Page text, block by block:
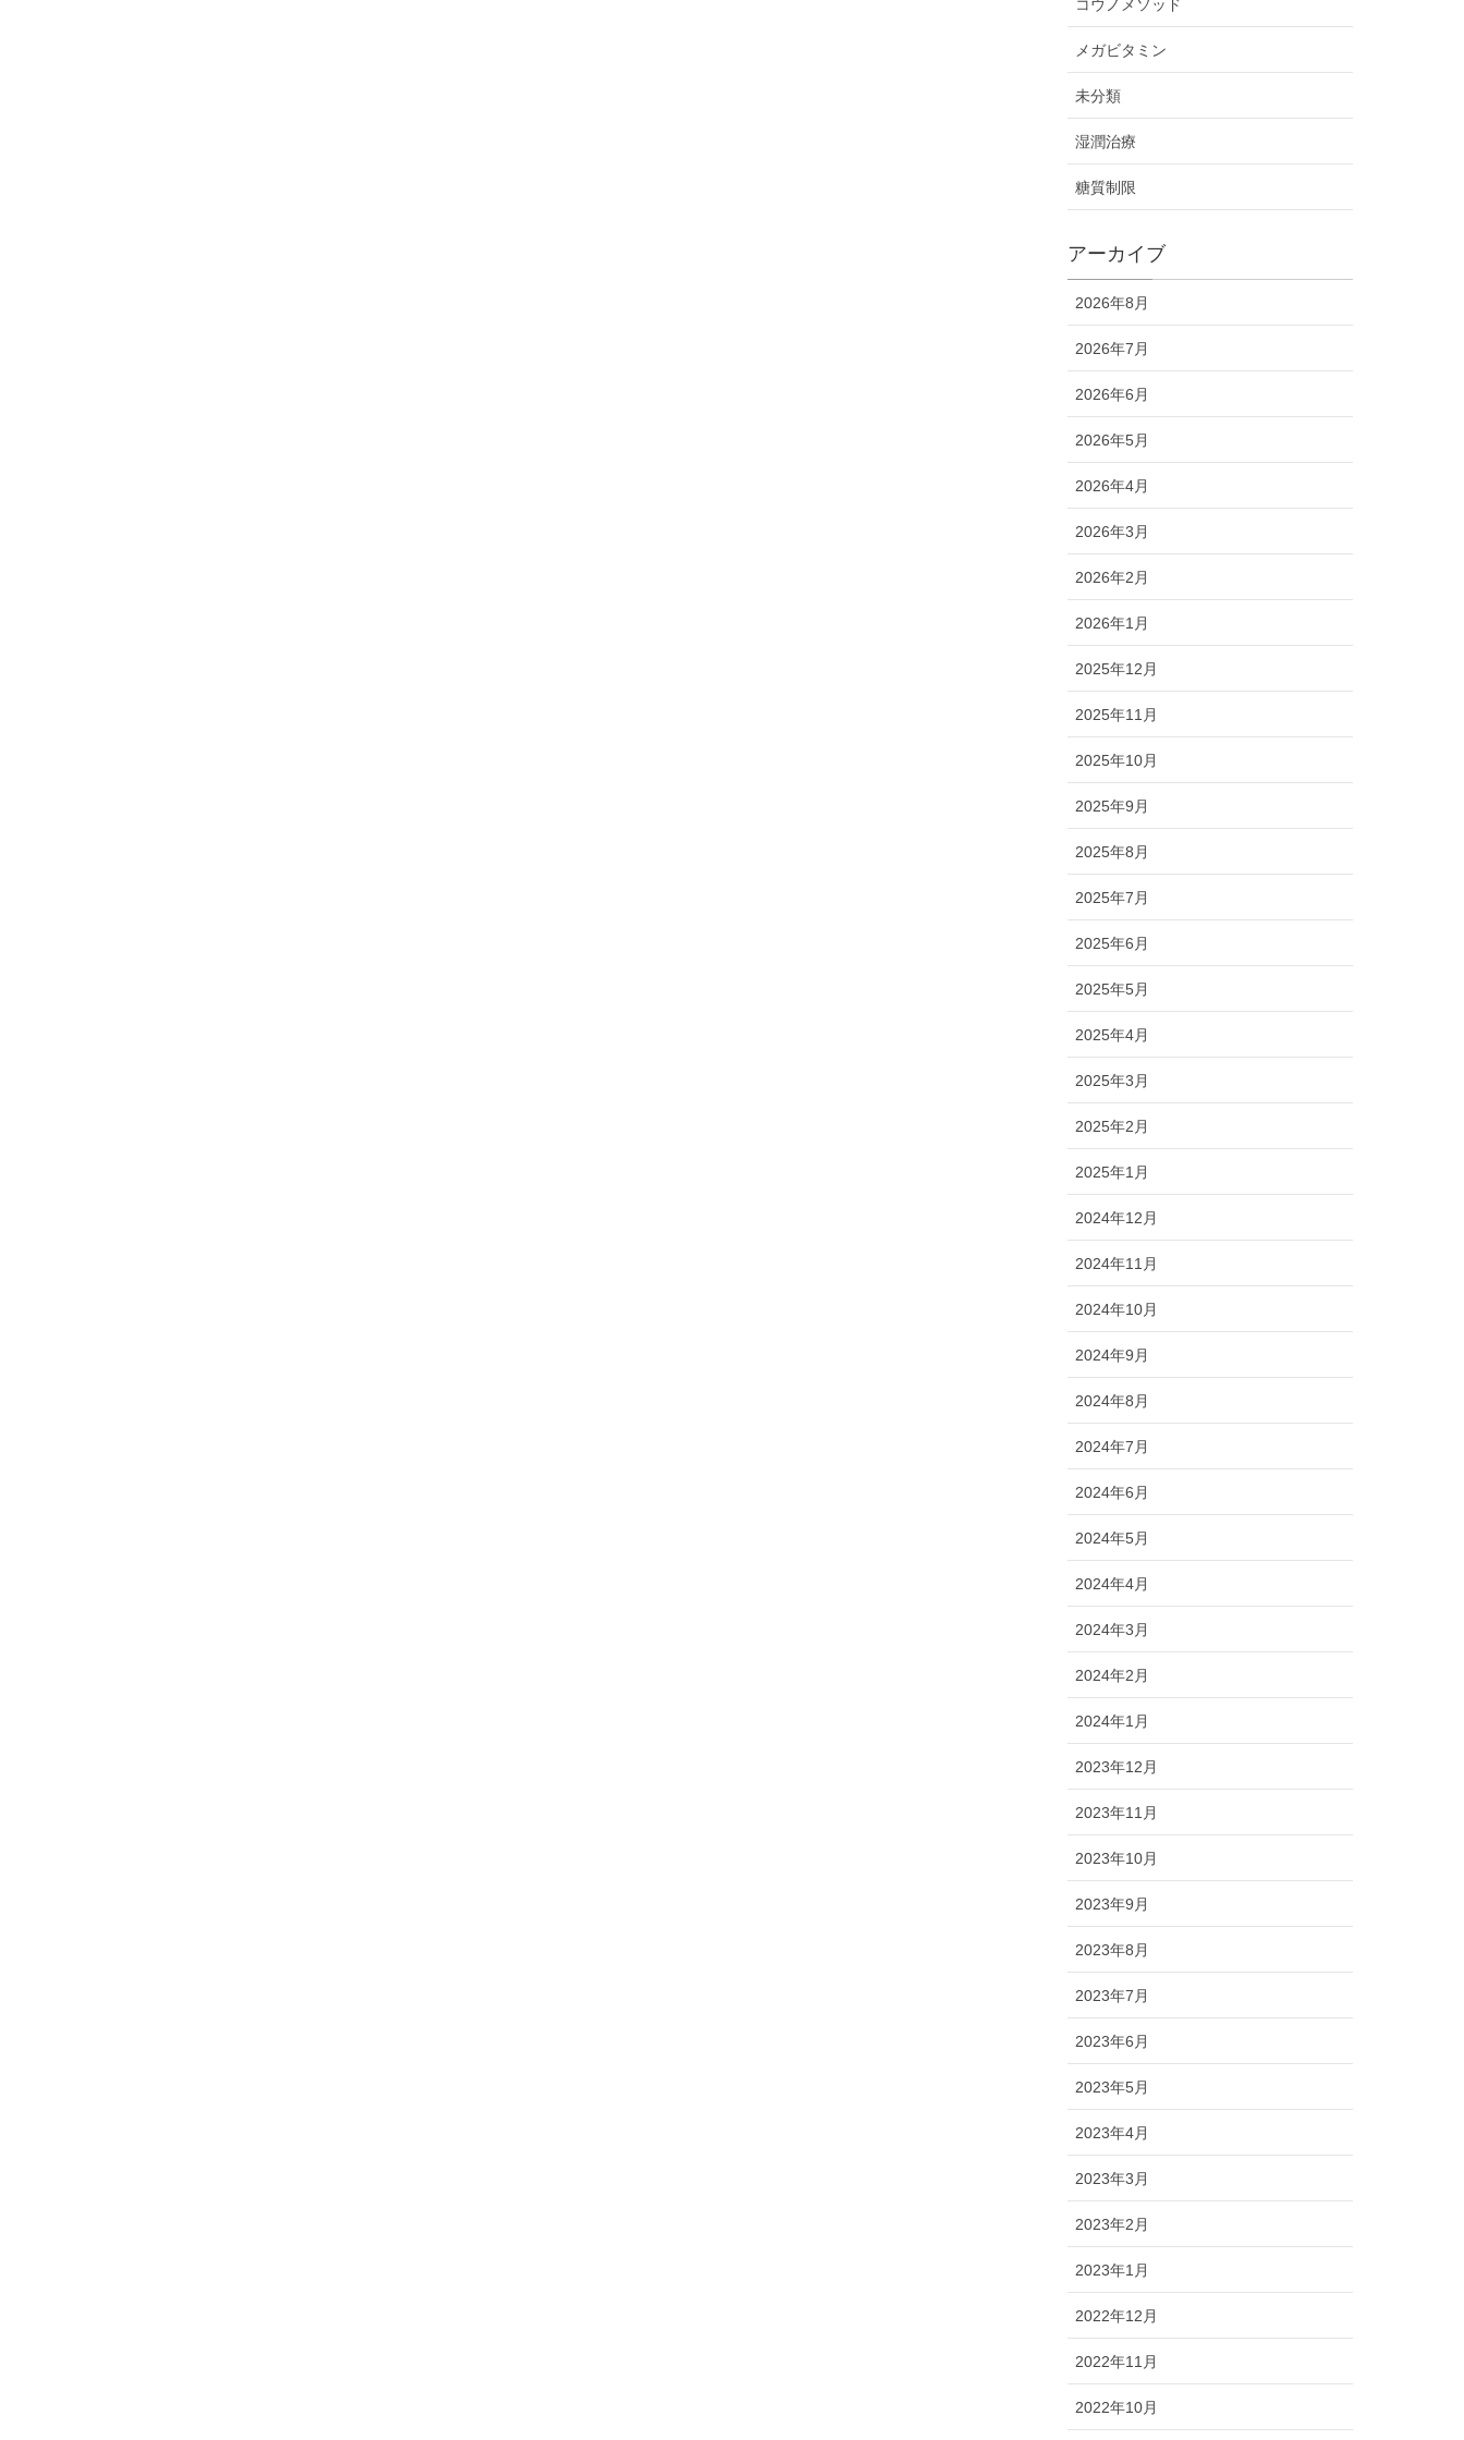
コウノメソッド
メガビタミン
未分類
湿潤治療
糖質制限
アーカイブ
2026年8月
2026年7月
2026年6月
2026年5月
2026年4月
2026年3月
2026年2月
2026年1月
2025年12月
2025年11月
2025年10月
2025年9月
2025年8月
2025年7月
2025年6月
2025年5月
2025年4月
2025年3月
2025年2月
2025年1月
2024年12月
2024年11月
2024年10月
2024年9月
2024年8月
2024年7月
2024年6月
2024年5月
2024年4月
2024年3月
2024年2月
2024年1月
2023年12月
2023年11月
2023年10月
2023年9月
2023年8月
2023年7月
2023年6月
2023年5月
2023年4月
2023年3月
2023年2月
2023年1月
2022年12月
2022年11月
2022年10月